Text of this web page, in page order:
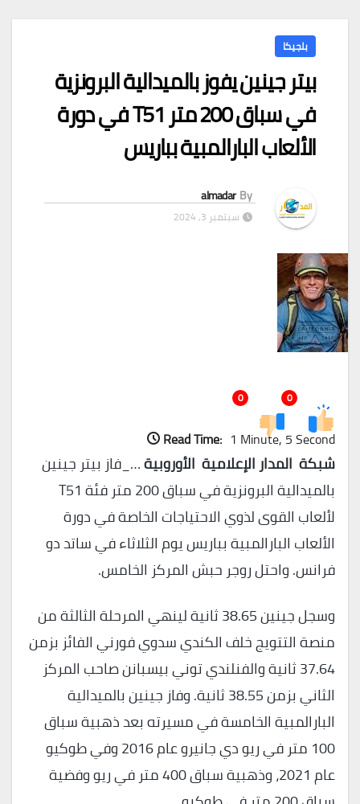
بلجيكا
بيتر جينين يفوز بالميدالية البرونزية
في سباق 200 متر T51 في دورة
الألعاب البارالمبية بباريس
By
almadar
سبتمبر 3, 2024
0
0
Read Time: 1 Minute, 5 Second
شبكة المدار الإعلامية الأوروبية…_فاز بيتر جينين
بالميدالية البرونزية في سباق 200 متر فئة T51
لألعاب القوى لذوي الاحتياجات الخاصة في دورة
الألعاب البارالمبية بباريس يوم الثلاثاء في ساتد دو
فرانس. واحتل روجر حبش المركز الخامس.
وسجل جينين 38.65 ثانية لينهي المرحلة الثالثة من
منصة التتويج خلف الكندي سدوي فورني الفائز بزمن
37.64 ثانية والفنلندي توني بيسبانن صاحب المركز
الثاني بزمن 38.55 ثانية. وفاز جينين بالميدالية
البارالمبية الخامسة في مسيرته بعد ذهبية سباق
100 متر في ريو دي جانيرو عام 2016 وفي طوكيو
عام 2021، وذهبية سباق 400 متر في ريو وفضية